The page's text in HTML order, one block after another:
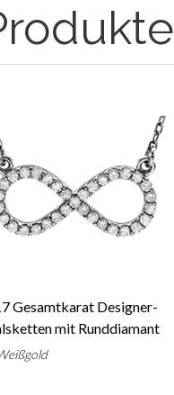
Gesamtkarat Designer-
mit Runddiamant